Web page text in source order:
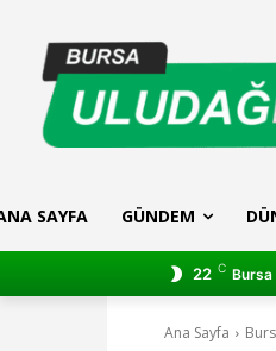
SAYFA GÜNDEM
22 C Bursa
Ana Sayfa